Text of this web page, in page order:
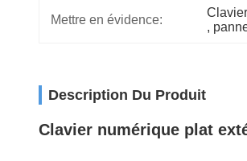
Mettre en évidence:
,
Description Du Produit
Clavier numérique plat